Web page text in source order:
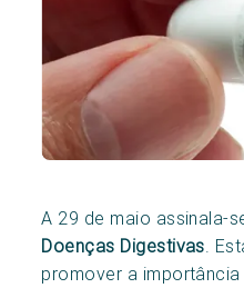
A 29 de maio assinala-
Doenças Digestivas .
promover a